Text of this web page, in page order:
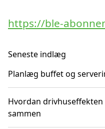
https://ble-
Seneste indlæg
Planlæg buffet og
Hvordan
sammen